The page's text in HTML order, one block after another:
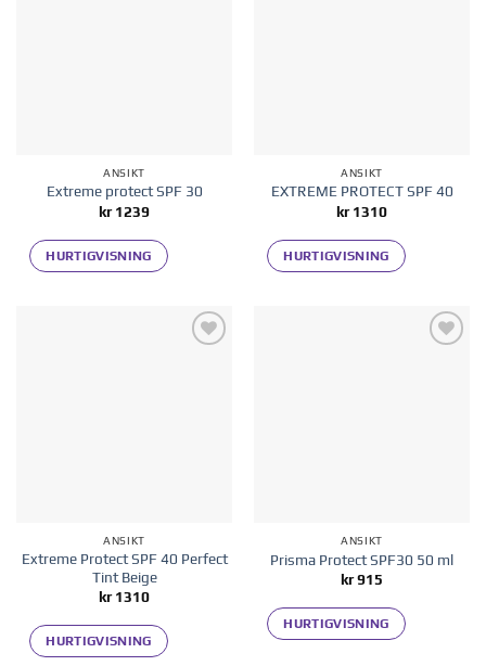
ANSIKT
Extreme protect SPF 30
kr1239
HURTIGVISNING
ANSIKT
EXTREME PROTECT SPF 40
kr1310
HURTIGVISNING
ANSIKT
Extreme Protect SPF 40 Perfect
Tint Beige
kr1310
HURTIGVISNING
ANSIKT
Prisma Protect SPF30 50 ml
kr915
HURTIGVISNING